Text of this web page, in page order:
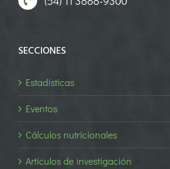
SECCIONES
Estadísticas
Eventos
Cálculos nutricionales
Artículos de investigación